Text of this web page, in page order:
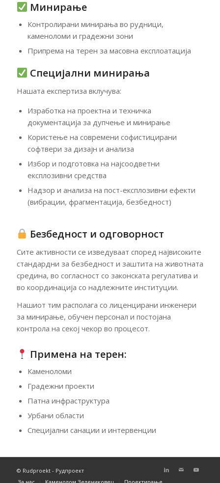
Минирање
Контролирани минирања во рудници,
каменоломи и градежни зони
Припрема на терен за масовна експлоатација
Специјални минирања
Нашата експертиза вклучува:
Изработка на проектна и техничка
документација за дупчење и минирање
Користење на современи софистицирани
софтвери за дизајн и анализа
Избор и подготовка на најсоодветни
експлозивни средства
Надзор и анализа на пост-експлозивни ефекти
(вибрации, фрагментација, безбедност)
Безбедност и одговорност
Сите активности се изведуваат според највисоките
стандардни за безбедност и заштита на животната
средина, во согласност со законската регулатива и
во координација со надлежните институции.
Нашиот тим располага со лиценцирани инженери
за минирање, обучен персонал и постојана
контрола на секој чекор во процесот.
Примена на терен:
Каменоломи
Градежни проекти
Патна инфраструктура
Урбани области
Специјални санации и интервенции
© Rudproekt - Рудпроект